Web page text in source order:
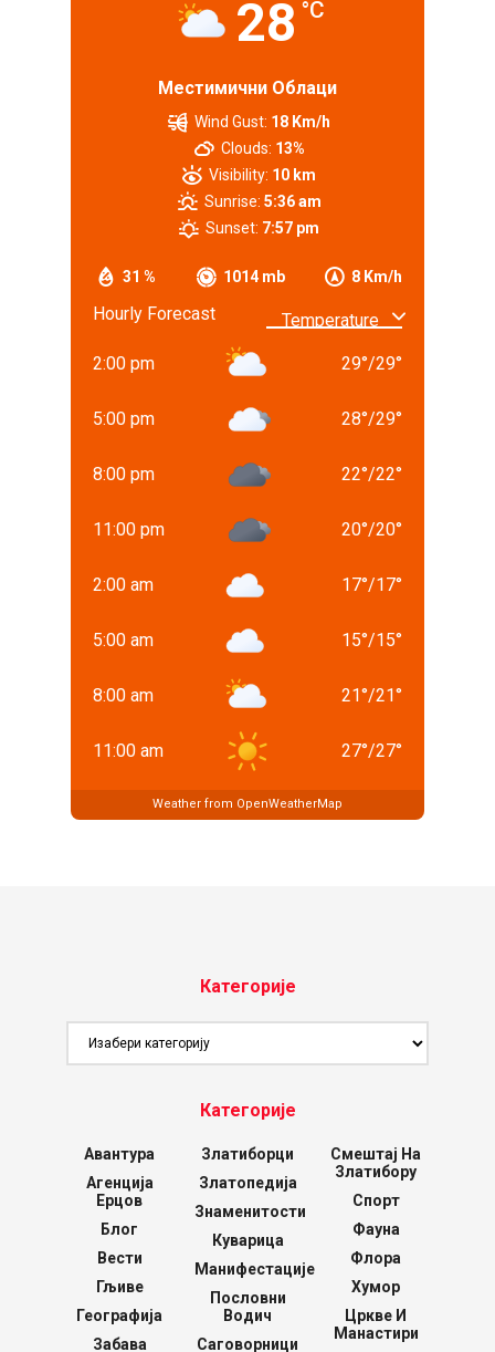
28 °C
Местимични Облаци
31 % 1014 mb 8 Km/h
Wind Gust: 18 Km/h
Clouds: 13%
Visibility: 10 km
Sunrise: 5:36 am
Sunset: 7:57 pm
Hourly Forecast
2:00 pm 29°/29°
5:00 pm 28°/29°
8:00 pm 22°/22°
11:00 pm 20°/20°
2:00 am 17°/17°
5:00 am 15°/15°
8:00 am 21°/21°
11:00 am 27°/27°
Weather from OpenWeatherMap
Категорије
Категорије
Авантура
Агенција
Ерцов
Блог
Вести
Гљиве
Географија
Забава
Златиборци
Златопедија
Знаменитости
Куварица
Манифестације
Пословни
Водич
Саговорници
Смештај На
Златибору
Спорт
Фауна
Флора
Хумор
Цркве И
Манастири